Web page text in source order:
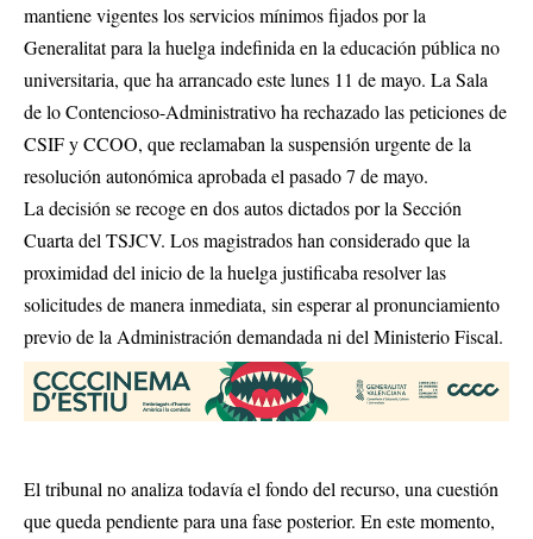
mantiene vigentes los servicios mínimos fijados por la
Generalitat para la huelga indefinida en la educación pública no
universitaria, que ha arrancado este lunes 11 de mayo. La Sala
de lo Contencioso-Administrativo ha rechazado las peticiones de
CSIF y CCOO, que reclamaban la suspensión urgente de la
resolución autonómica aprobada el pasado 7 de mayo.
La decisión se recoge en dos autos dictados por la Sección
Cuarta del TSJCV. Los magistrados han considerado que la
proximidad del inicio de la huelga justificaba resolver las
solicitudes de manera inmediata, sin esperar al pronunciamiento
previo de la Administración demandada ni del Ministerio Fiscal.
El tribunal no analiza todavía el fondo del recurso, una cuestión
que queda pendiente para una fase posterior. En este momento,